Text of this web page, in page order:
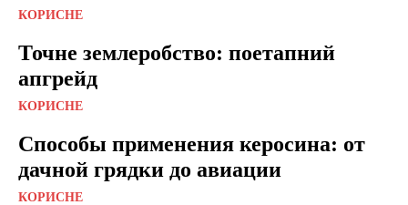
КОРИСНЕ
Точне землеробство: поетапний
апгрейд
КОРИСНЕ
Способы применения керосина: от
дачной грядки до авиации
КОРИСНЕ